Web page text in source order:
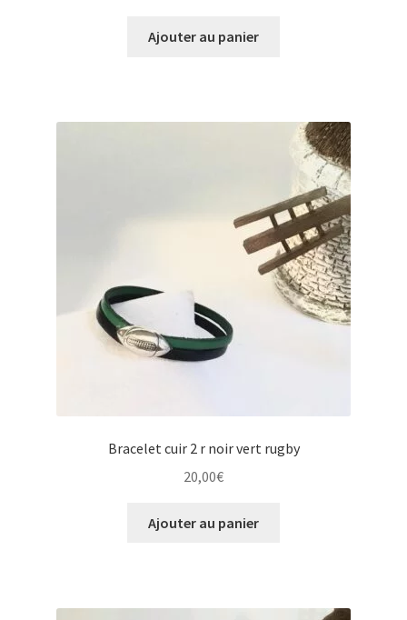
Ajouter au panier
Bracelet cuir 2 r noir vert rugby
20,00€
Ajouter au panier